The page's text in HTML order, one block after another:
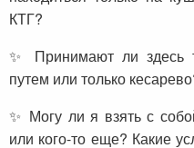
КТГ?
✨ Принимают ли здесь
путем или только
✨ Могу ли я взять с
или кого-то еще? Какие